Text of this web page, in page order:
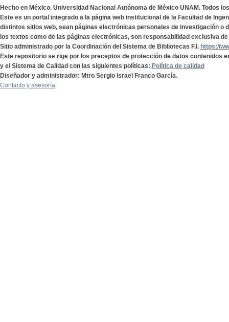
Hecho en México. Universidad Nacional Autónoma de México UNAM. Todos
Este es un portal integrado a la página web institucional de la Facultad de
distintos sitios web, sean páginas electrónicas personales de investigación o
los textos como de las páginas electrónicas, son responsabilidad exclusiva
Sitio administrado por la Coordinación del Sistema de Bibliotecas F.I. https://
Este repositorio se rige por los preceptos de protección de datos contenidos
y el Sistema de Calidad con las siguientes políticas: Política de calidad
Diseñador y administrador: Mtro Sergio Israel Franco García.
Contacto y asesoría